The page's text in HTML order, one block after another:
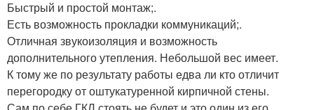
Быстрый и простой монтаж;.
Есть возможность прокладки коммуникаций;.
Отличная звукоизоляция и возможность
дополнительного утепления. Небольшой вес имеет.
К тому же по результату работы едва ли кто отличит
перегородку от оштукатуренной кирпичной стены.